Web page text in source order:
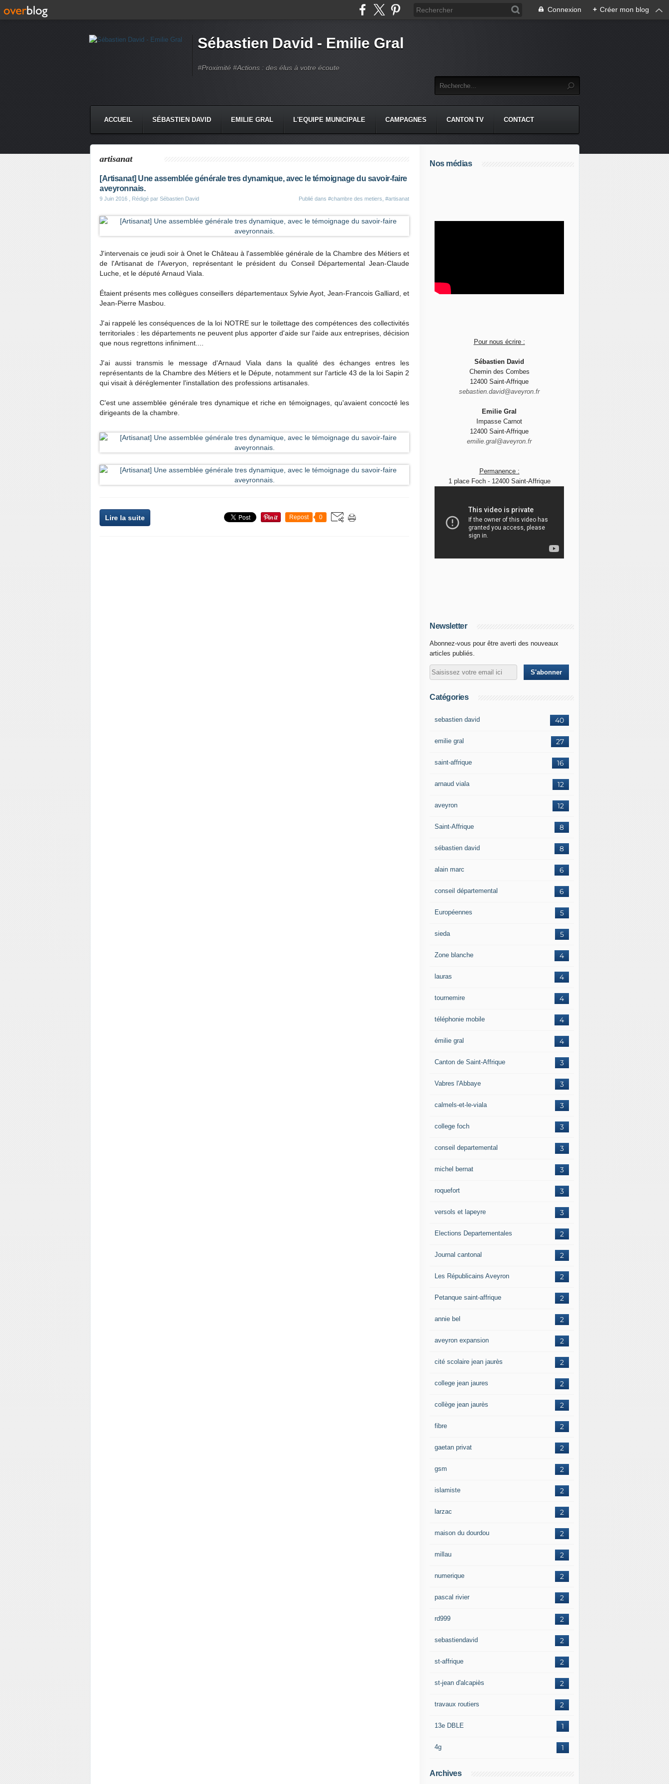
Connexion + Créer mon blog
Sébastien David - Emilie Gral
#Proximité #Actions : des élus à votre écoute
ACCUEIL SÉBASTIEN DAVID EMILIE GRAL L'EQUIPE MUNICIPALE CAMPAGNES CANTON TV CONTACT
artisanat
[Artisanat] Une assemblée générale tres dynamique, avec le témoignage du savoir-faire
aveyronnais.
9 Juin 2016 , Rédigé par Sébastien David Publié dans #chambre des metiers #artisanat
J'intervenais ce jeudi soir à Onet le Château à l'assemblée générale de la Chambre des Métiers et
de l'Artisanat de l'Averyon, représentant le président du Conseil Départemental Jean-Claude
Luche, et le député Arnaud Viala.
Étaient présents mes collègues conseillers départementaux Sylvie Ayot, Jean-Francois Galliard, et
Jean-Pierre Masbou.
J'ai rappelé les conséquences de la loi NOTRE sur le toilettage des compétences des collectivités
territoriales : les départements ne peuvent plus apporter d'aide sur l'aide aux entreprises, décision
que nous regrettons infiniment....
J'ai aussi transmis le message d'Arnaud Viala dans la qualité des échanges entres les
représentants de la Chambre des Métiers et le Députe, notamment sur l'article 43 de la loi Sapin 2
qui visait à déréglementer l'installation des professions artisanales.
C'est une assemblée générale tres dynamique et riche en témoignages, qu'avaient concocté les
dirigeants de la chambre.
Lire la suite Repost 0
Nos médias
Pour nous écrire :
Sébastien David
Chemin des Combes
12400 Saint-Affrique
sebastien.david@aveyron.fr
Emilie Gral
Impasse Carnot
12400 Saint-Affrique
emilie.gral@aveyron.fr
Permanence :
1 place Foch - 12400 Saint-Affrique
Newsletter
Abonnez-vous pour être averti des nouveaux
articles publiés.
Catégories
40
sebastien david
27
emilie gral
16
saint-affrique
12
arnaud viala
12
aveyron
8
Saint-Affrique
8
sébastien david
6
alain marc
6
conseil départemental
5
Européennes
5
sieda
4
Zone blanche
4
lauras
4
tournemire
4
téléphonie mobile
4
émilie gral
3
Canton de Saint-Affrique
3
Vabres l'Abbaye
3
calmels-et-le-viala
3
college foch
3
conseil departemental
3
michel bernat
3
roquefort
3
versols et lapeyre
2
Elections Departementales
2
Journal cantonal
2
Les Républicains Aveyron
2
Petanque saint-affrique
2
annie bel
2
aveyron expansion
2
cité scolaire jean jaurès
2
college jean jaures
2
collège jean jaurès
2
fibre
2
gaetan privat
2
gsm
2
islamiste
2
larzac
2
maison du dourdou
2
millau
2
numerique
2
pascal rivier
2
rd999
2
sebastiendavid
2
st-affrique
2
st-jean d'alcapiès
2
travaux routiers
1
13e DBLE
1
4g
Archives